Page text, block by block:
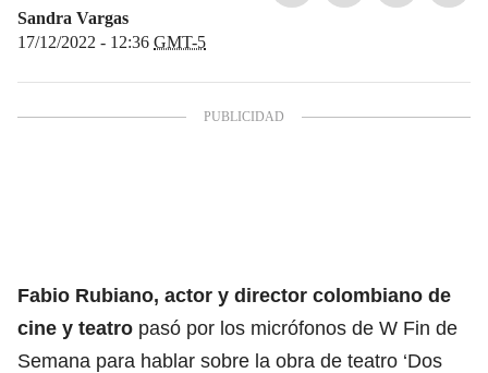
Sandra Vargas
17/12/2022 - 12:36 GMT-5
Fabio Rubiano, actor y director colombiano de
cine y teatro pasó por los micrófonos de W Fin de
Semana para hablar sobre la obra de teatro ‘Dos